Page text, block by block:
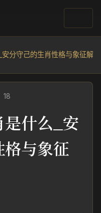
分守己的生肖性格与象征解析
18
什么_安
与象征